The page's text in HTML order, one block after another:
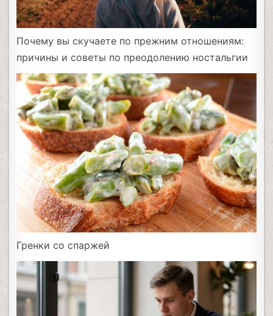
Почему вы скучаете по прежним отношениям:
причины и советы по преодолению ностальгии
Гренки со спаржей